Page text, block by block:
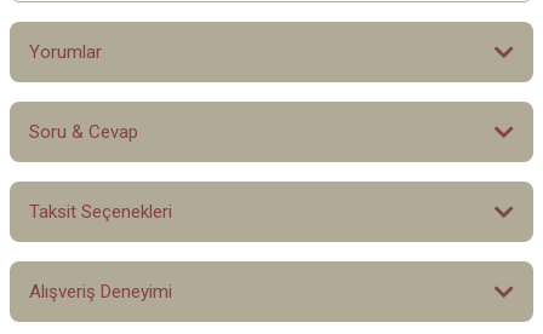
Yorumlar
Bu ürüne ilk yorumu siz yapın!
Soru & Cevap
Ürün hakkında henüz soru sorulmamış.
Taksit Seçenekleri
Alışveriş Deneyimi